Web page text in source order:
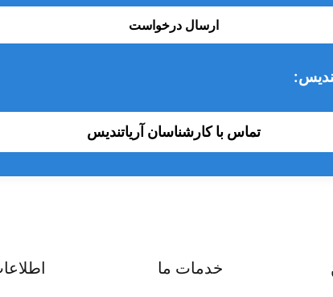
ارسال درخواست
تماس با کارشناسان آریاتندیس
خدمات ما